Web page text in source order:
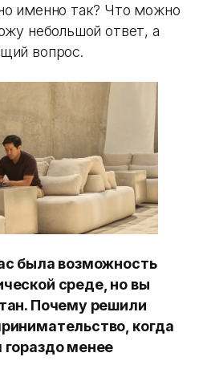
именно так? Что можно
небольшой ответ, а
вопрос.
была возможность
среде, но вы
Почему решили
когда
гораздо менее